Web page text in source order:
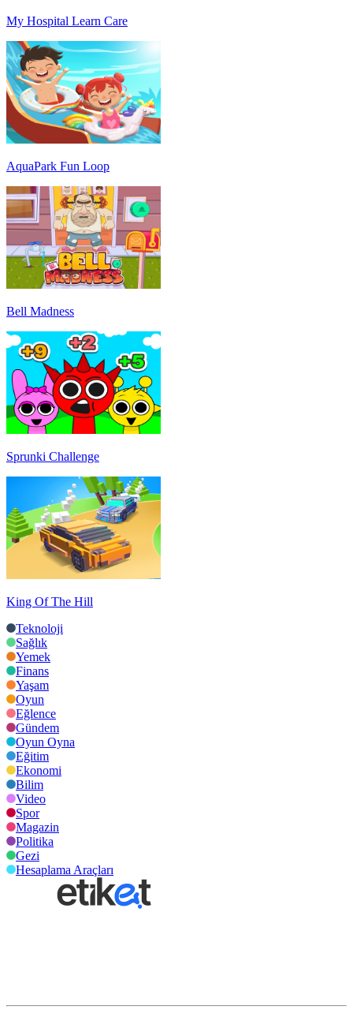
My Hospital Learn Care
AquaPark Fun Loop
Bell Madness
Sprunki Challenge
King Of The Hill
Teknoloji
Sağlık
Yemek
Finans
Yaşam
Oyun
Eğlence
Gündem
Oyun Oyna
Eğitim
Ekonomi
Bilim
Video
Spor
Magazin
Politika
Gezi
Hesaplama Araçları